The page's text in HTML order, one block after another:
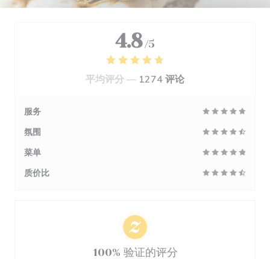
4.8 /5
平均评分 — 1274 评论
服务
氛围
菜单
质价比
100% 验证的评分